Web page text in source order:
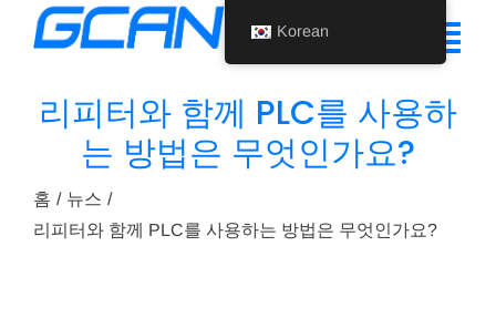
탐
색
홈
지원
리피터와 함께 PLC를 사용하
는 방법은 무엇인가요?
홈
뉴스
리피터와 함께 PLC를 사용하는 방법은 무엇인가요?
Korean